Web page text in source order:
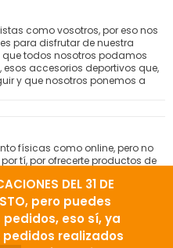
DEL 31 DE
pero puedes
eso sí, ya
realizados
como vosotros, por eso nos
para disfrutar de nuestra
todos nosotros podamos
accesorios deportivos que,
y que nosotros ponemos a
físicas como online, pero no
tí, por ofrecerte productos de
la idea de tener amigos
running porque encuentran